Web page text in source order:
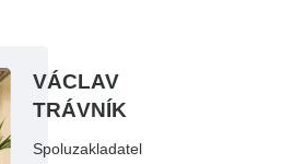
VÁCLAV
TRÁVNÍK
Spoluzakladatel